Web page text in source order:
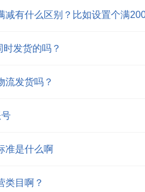
有什么区别？比如设置个满200-
发货的吗？
流发货吗？
准是什么啊
类目啊？